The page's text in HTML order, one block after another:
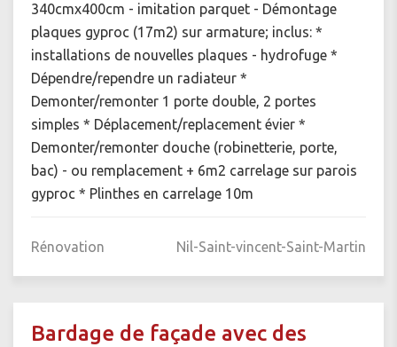
340cmx400cm - imitation parquet - Démontage
plaques gyproc (17m2) sur armature; inclus: *
installations de nouvelles plaques - hydrofuge *
Dépendre/rependre un radiateur *
Demonter/remonter 1 porte double, 2 portes
simples * Déplacement/replacement évier *
Demonter/remonter douche (robinetterie, porte,
bac) - ou remplacement + 6m2 carrelage sur parois
gyproc * Plinthes en carrelage 10m
Rénovation Nil-Saint-vincent-Saint-Martin
Bardage de façade avec des